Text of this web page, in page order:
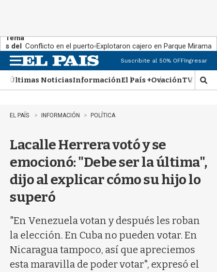
Tema
s del
día:
Conflicto en el puerto Explotaron cajero en Parque Miramar
n
u
Suscribite al 50% OFFIngresar
Últimas NoticiasInformaciónEl País +OvaciónTV Show
M
o
�
s
EL PAÍS INFORMACIÓN POLÍTICA
Lacalle Herrera votó y se
emocionó: "Debe ser la última",
dijo al explicar cómo su hijo lo
superó
"En Venezuela votan y después les roban
la elección. En Cuba no pueden votar. En
Nicaragua tampoco, así que apreciemos
esta maravilla de poder votar", expresó el